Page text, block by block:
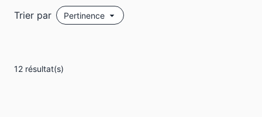
Trier par
12 résultat(s)